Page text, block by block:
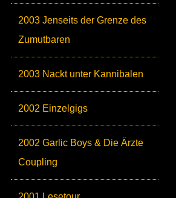
2003 Jenseits der Grenze des
Zumutbaren
2003 Nackt unter Kannibalen
2002 Einzelgigs
2002 Garlic Boys & Die Ärzte
Coupling